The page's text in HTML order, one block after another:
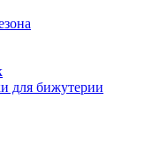
для бижутерии